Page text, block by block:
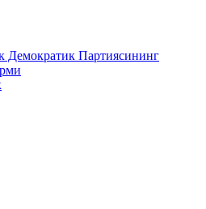
Демократик Партиясининг